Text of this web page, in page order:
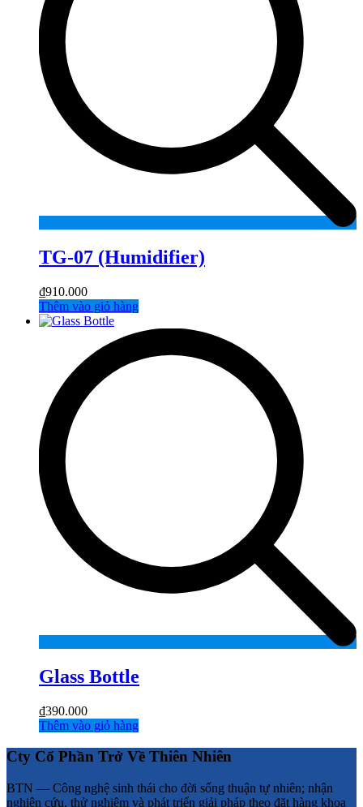
TG-07 (Humidifier)
₫910.000
Thêm vào giỏ hàng
Glass Bottle
₫390.000
Thêm vào giỏ hàng
Cty Cổ Phần Trở Về Thiên Nhiên
BTN — Công nghệ sinh thái cho đời sống thuận tự nhiên; nhận
nghiên cứu, thử nghiệm và phát triển giải pháp theo đặt hàng khoa